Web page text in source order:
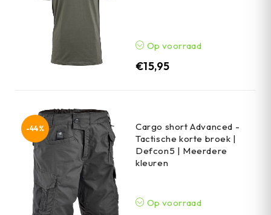
Op voorraad
€15,95
-44%
Cargo short Advanced -
Tactische korte broek |
Defcon5 | Meerdere
kleuren
Op voorraad